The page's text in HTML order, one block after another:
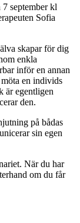
september kl
Sofia
skapar för dig
enkla
inför en annan
en individs
är egentligen
den.
på bådas
sin egen
När du har
om du får